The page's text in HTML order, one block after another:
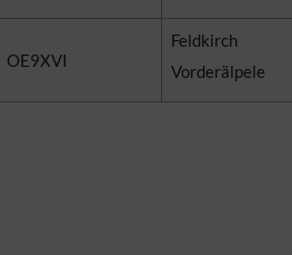
OE9XVI
Feldkirch
Vorderälpele